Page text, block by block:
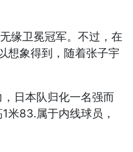
缘卫冕冠军。不过，在
想象得到，随着张子宇
日本队归化一名强而
米83.属于内线球员，